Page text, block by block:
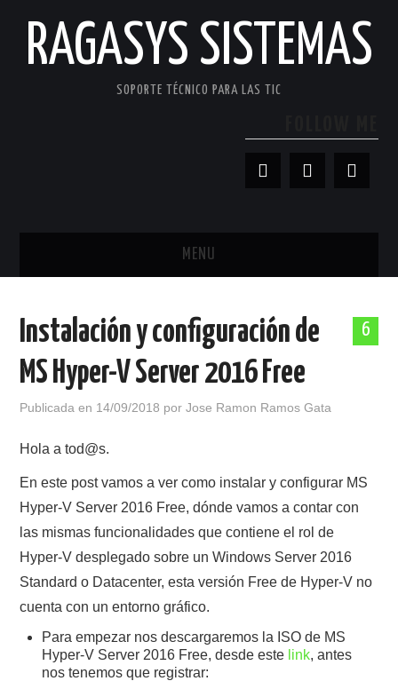
RAGASYS SISTEMAS
SOPORTE TÉCNICO PARA LAS TIC
MENU
ACERCA DE
PATROCINADORES
6
Instalación y configuración de
MS Hyper-V Server 2016 Free
Publicada en 14/09/2018 porJose Ramon Ramos Gata
Hola a tod@s.
En este post vamos a ver como instalar y configurar MS
Hyper-V Server 2016 Free, dónde vamos a contar con
las mismas funcionalidades que contiene el rol de
Hyper-V desplegado sobre un Windows Server 2016
Standard o Datacenter, esta versión Free de Hyper-V no
cuenta con un entorno gráfico.
Para empezar nos descargaremos la ISO de MS
Hyper-V Server 2016 Free, desde este link, antes
nos tenemos que registrar: